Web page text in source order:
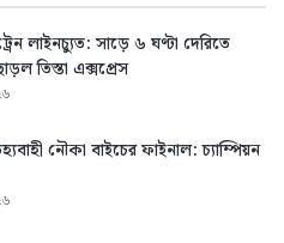
লাইনচ্যুত: সাড়ে ৬ ঘণ্টা দেরিতে
তিস্তা এক্সপ্রেস
নৌকা বাইচের ফাইনাল: চ্যাম্পিয়ন